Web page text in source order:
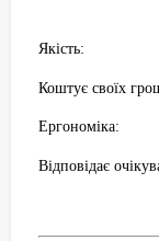
Якість:
Коштує своїх
Ергономіка:
Відповідає